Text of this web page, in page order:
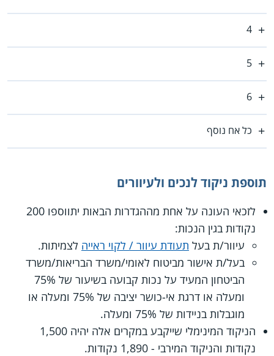
4
5
6
כל אח נוסף
תוספת ניקוד לנכים ולעיוורים
לזכאי העונה על אחת מההגדרות הבאות יתווספו 200
נקודות בגין הנכות:
עיוור/ת בעל תעודת עיוור / לקוי ראייה לצמיתות.
בעל/ת אישור מביטוח לאומי/משרד הבריאות/משרד
הביטחון המעיד על נכות קבועה בשיעור של 75%
ומעלה או דרגת אי-כושר יציבה של 75% ומעלה או
מוגבלות בניידות של 75% ומעלה.
הניקוד המינימלי שייקבע במקרים אלה יהיה 1,500
נקודות והניקוד המירבי - 1,890 נקודות.